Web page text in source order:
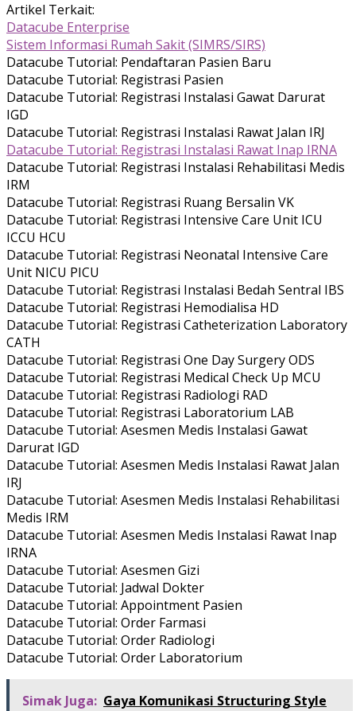
Artikel Terkait:
Datacube Enterprise
Sistem Informasi Rumah Sakit (SIMRS/SIRS)
Datacube Tutorial: Pendaftaran Pasien Baru
Datacube Tutorial: Registrasi Pasien
Datacube Tutorial: Registrasi Instalasi Gawat Darurat
IGD
Datacube Tutorial: Registrasi Instalasi Rawat Jalan IRJ
Datacube Tutorial: Registrasi Instalasi Rawat Inap IRNA
Datacube Tutorial: Registrasi Instalasi Rehabilitasi Medis
IRM
Datacube Tutorial: Registrasi Ruang Bersalin VK
Datacube Tutorial: Registrasi Intensive Care Unit ICU
ICCU HCU
Datacube Tutorial: Registrasi Neonatal Intensive Care
Unit NICU PICU
Datacube Tutorial: Registrasi Instalasi Bedah Sentral IBS
Datacube Tutorial: Registrasi Hemodialisa HD
Datacube Tutorial: Registrasi Catheterization Laboratory
CATH
Datacube Tutorial: Registrasi One Day Surgery ODS
Datacube Tutorial: Registrasi Medical Check Up MCU
Datacube Tutorial: Registrasi Radiologi RAD
Datacube Tutorial: Registrasi Laboratorium LAB
Datacube Tutorial: Asesmen Medis Instalasi Gawat
Darurat IGD
Datacube Tutorial: Asesmen Medis Instalasi Rawat Jalan
IRJ
Datacube Tutorial: Asesmen Medis Instalasi Rehabilitasi
Medis IRM
Datacube Tutorial: Asesmen Medis Instalasi Rawat Inap
IRNA
Datacube Tutorial: Asesmen Gizi
Datacube Tutorial: Jadwal Dokter
Datacube Tutorial: Appointment Pasien
Datacube Tutorial: Order Farmasi
Datacube Tutorial: Order Radiologi
Datacube Tutorial: Order Laboratorium
Simak Juga: Gaya Komunikasi Structuring Style